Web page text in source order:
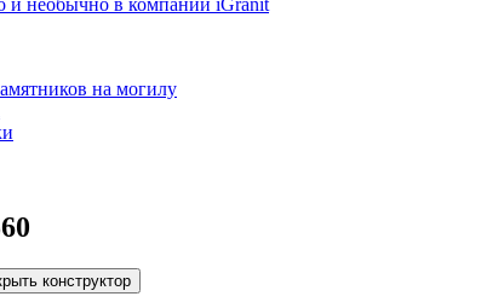
и необычно в компании iGranit
на могилу
конструктор